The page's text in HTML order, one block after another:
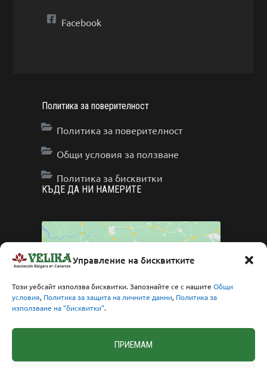
Управление на бисквитките
Този уебсайт използва бисквитки. Запознайте се с нашите Общи
условия, Политика за защита на личните данни, Политика за
използване на "бисквитки".
ПРИЕМАМ
Facebook
Политика за поверителност
Политика за поверителност
Общи условия за ползване
Политика за бисквитки
КЪДЕ ДА НИ НАМЕРИТЕ
Click to accept marketing cookies and enable
this content